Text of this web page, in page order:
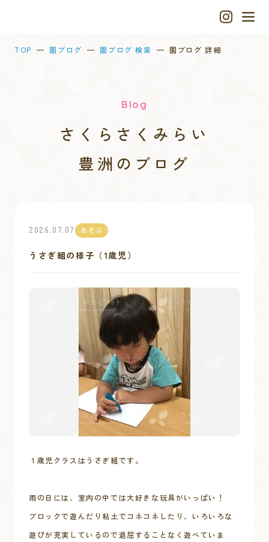
TOP 園ブログ 園ブログ 検索 園ブログ 詳細
Blog
さくらさくみらい
豊洲 のブログ
2026.07.07 あそぶ
うさぎ組の様子（1歳児）
１歳児クラスはうさぎ組です。
雨の日には、室内の中では大好きな玩具がいっぱい！
ブロックで遊んだり粘土でコネコネしたり、いろいろな
遊びが充実しているので退屈することなく遊べていま